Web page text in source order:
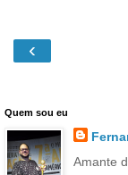
‹
Quem sou eu
Amante